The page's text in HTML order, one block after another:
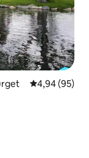
4,94 de uma
4,94 (95)